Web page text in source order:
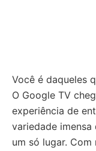
Você é daqueles
O Google TV
experiência de
variedade imensa
um só lugar.